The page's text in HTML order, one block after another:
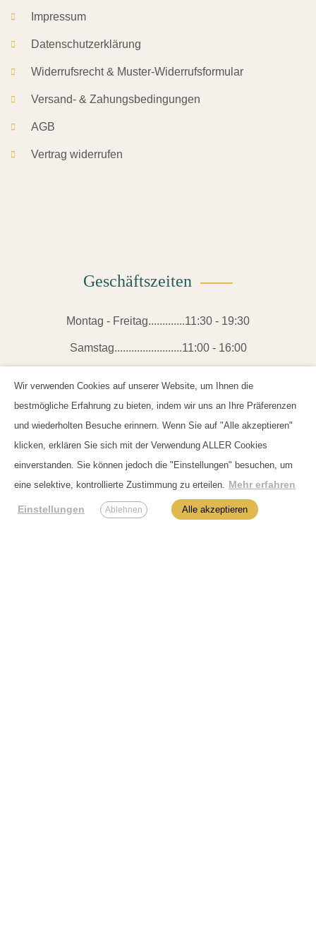
Impressum
Datenschutzerklärung
Widerrufsrecht & Muster-Widerrufsformular
Versand- & Zahungsbedingungen
AGB
Vertrag widerrufen
Geschäftszeiten
Montag - Freitag.............11:30 - 19:30
Samstag........................11:00 - 16:00
Telefonnummer:+49 (0) 176 420 481 39
E-Mail:info@hanfstadel.de
Folge unsauf:
Wir verwenden Cookies auf unserer Website, um Ihnen die
bestmögliche Erfahrung zu bieten, indem wir uns an Ihre Präferenzen
und wiederholten Besuche erinnern. Wenn Sie auf "Alle akzeptieren"
klicken, erklären Sie sich mit der Verwendung ALLER Cookies
einverstanden. Sie können jedoch die "Einstellungen" besuchen, um
eine selektive, kontrollierte Zustimmung zu erteilen. Mehr erfahren
Einstellungen Ablehnen Alle akzeptieren